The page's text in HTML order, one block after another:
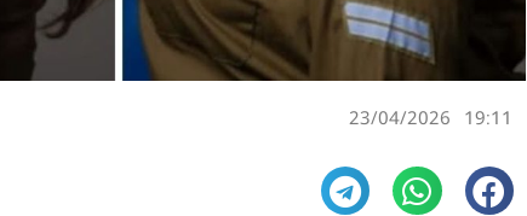
19:11
23/04/2026